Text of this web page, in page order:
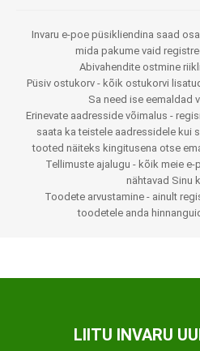
Invaru e-poe püsikliendina saad
mida pakume vaid
Abivahendite ostmine
Püsiv ostukorv - kõik ostukorvi
Sa need ise eemaldad
Erinevate aadresside võimalus -
saata ka teistele aadressidele kui
tooted näiteks kingitusena otse
Tellimuste ajalugu - kõik meie
nähtavad Sinu
Toodete arvustamine - ainult
toodetele anda
LIITU INVARU